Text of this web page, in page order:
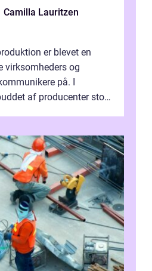
Camilla Lauritzen
er blevet en
virksomheders og
på. I
af producenter stort,